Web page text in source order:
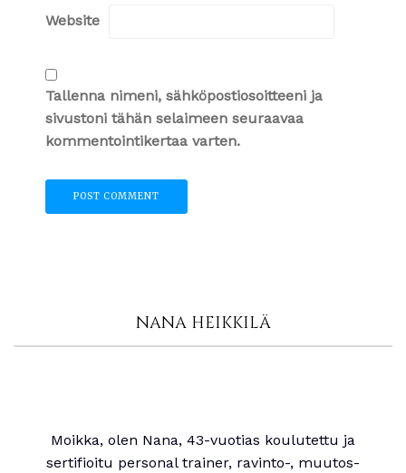
Website
Tallenna nimeni, sähköpostiosoitteeni ja
sivustoni tähän selaimeen seuraavaa
kommentointikertaa varten.
NANA HEIKKILÄ
Moikka, olen Nana, 43-vuotias koulutettu ja
sertifioitu personal trainer, ravinto-, muutos-